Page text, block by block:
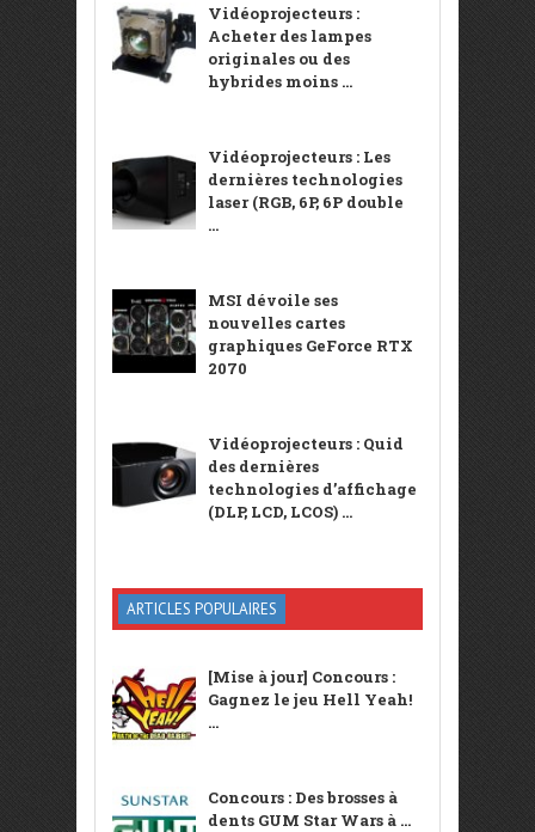
Vidéoprojecteurs :
Acheter des lampes
originales ou des
hybrides moins ...
Vidéoprojecteurs : Les
dernières technologies
laser (RGB, 6P, 6P double
...
MSI dévoile ses
nouvelles cartes
graphiques GeForce RTX
2070
Vidéoprojecteurs : Quid
des dernières
technologies d’affichage
(DLP, LCD, LCOS) ...
ARTICLES POPULAIRES
[Mise à jour] Concours :
Gagnez le jeu Hell Yeah!
...
Concours : Des brosses à
dents GUM Star Wars à ...